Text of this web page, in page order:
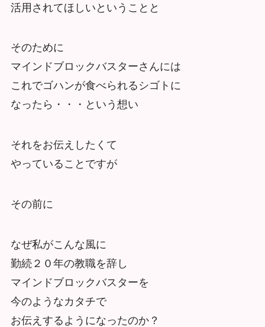
活用されてほしいということと
そのために
マインドブロックバスターさんには
これでゴハンが食べられるシゴトに
なったら・・・という想い
それをお伝えしたくて
やっていることですが
その前に
なぜ私がこんな風に
勤続２０年の教職を辞し
マインドブロックバスターを
今のようなカタチで
お伝えするようになったのか？